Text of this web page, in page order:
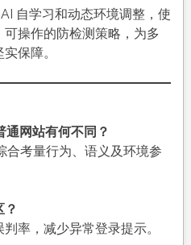
自学习和动态环境调整，使
操作的防检测策略，为多
保障。
通网站有何不同？
合考量行为、语义及环境参
？
率，减少异常登录提示。